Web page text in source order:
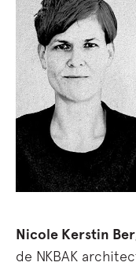
Nicole Kerstin
de NKBAK